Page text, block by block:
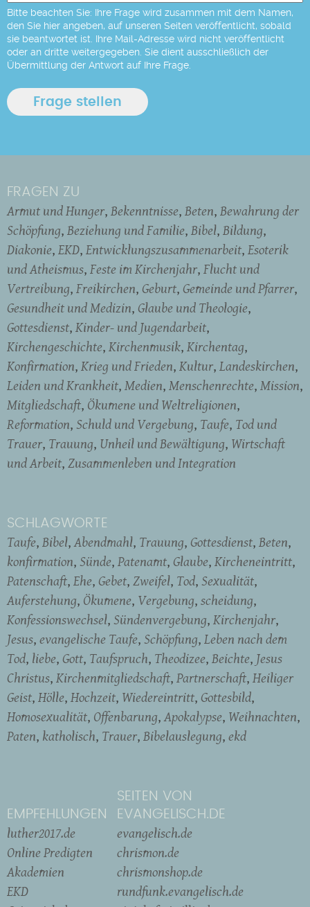
Bitte beachten Sie: Ihre Frage wird zusammen mit dem Namen,
den Sie hier angeben, auf unseren Seiten veröffentlicht, sobald
sie beantwortet ist. Ihre Mail-Adresse wird nicht veröffentlicht
oder an dritte weitergegeben. Sie dient ausschließlich der
Übermittlung der Antwort auf Ihre Frage.
FRAGEN ZU
Armut und Hunger Bekenntnisse Beten Bewahrung der
Schöpfung Beziehung und Familie Bibel Bildung
Diakonie EKD Entwicklungszusammenarbeit Esoterik
und Atheismus Feste im Kirchenjahr Flucht und
Vertreibung Freikirchen Geburt Gemeinde und Pfarrer
Gesundheit und Medizin Glaube und Theologie
Gottesdienst Kinder- und Jugendarbeit
Kirchengeschichte Kirchenmusik Kirchentag
Konfirmation Krieg und Frieden Kultur Landeskirchen
Leiden und Krankheit Medien Menschenrechte Mission
Mitgliedschaft Ökumene und Weltreligionen
Reformation Schuld und Vergebung Taufe Tod und
Trauer Trauung Unheil und Bewältigung Wirtschaft
und Arbeit Zusammenleben und Integration
SCHLAGWORTE
Taufe Bibel Abendmahl Trauung Gottesdienst Beten
konfirmation Sünde Patenamt Glaube Kircheneintritt
Patenschaft Ehe Gebet Zweifel Tod Sexualität
Auferstehung Ökumene Vergebung scheidung
Konfessionswechsel Sündenvergebung Kirchenjahr
Jesus evangelische Taufe Schöpfung Leben nach dem
Tod liebe Gott Taufspruch Theodizee Beichte Jesus
Christus Kirchenmitgliedschaft Partnerschaft Heiliger
Geist Hölle Hochzeit Wiedereintritt Gottesbild
Homosexualität Offenbarung Apokalypse Weihnachten
Paten katholisch Trauer Bibelauslegung ekd
EMPFEHLUNGEN
luther2017.de
Online Predigten
Akademien
EKD
SEITEN VON
EVANGELISCH.DE
evangelisch.de
chrismon.de
chrismonshop.de
rundfunk.evangelisch.de